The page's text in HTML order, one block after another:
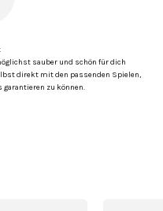
sauber und schön für dich
direkt mit den passenden Spielen,
zu können.
Element 1
zu Element 2
zu Element 3